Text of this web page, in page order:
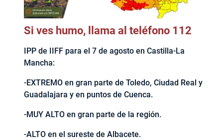
Si ves humo, llama al teléfono 112
IPP de IIFF para el 7 de agosto en Castilla-La
Mancha:
-EXTREMO en gran parte de Toledo, Ciudad Real y
Guadalajara y en puntos de Cuenca.
-MUY ALTO en gran parte de la región.
-ALTO en el sureste de Albacete.